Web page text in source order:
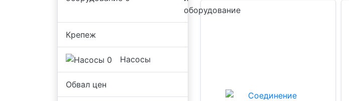
оборудование
Крепеж
Насосы
Обвал цен